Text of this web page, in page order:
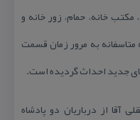
خانه، حمام، زور خانه و
به مرور زمان قسمت
جدید احداث گردیده است.
آقا از درباریان دو پادشاه